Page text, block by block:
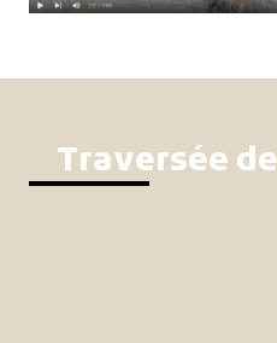
Traversée